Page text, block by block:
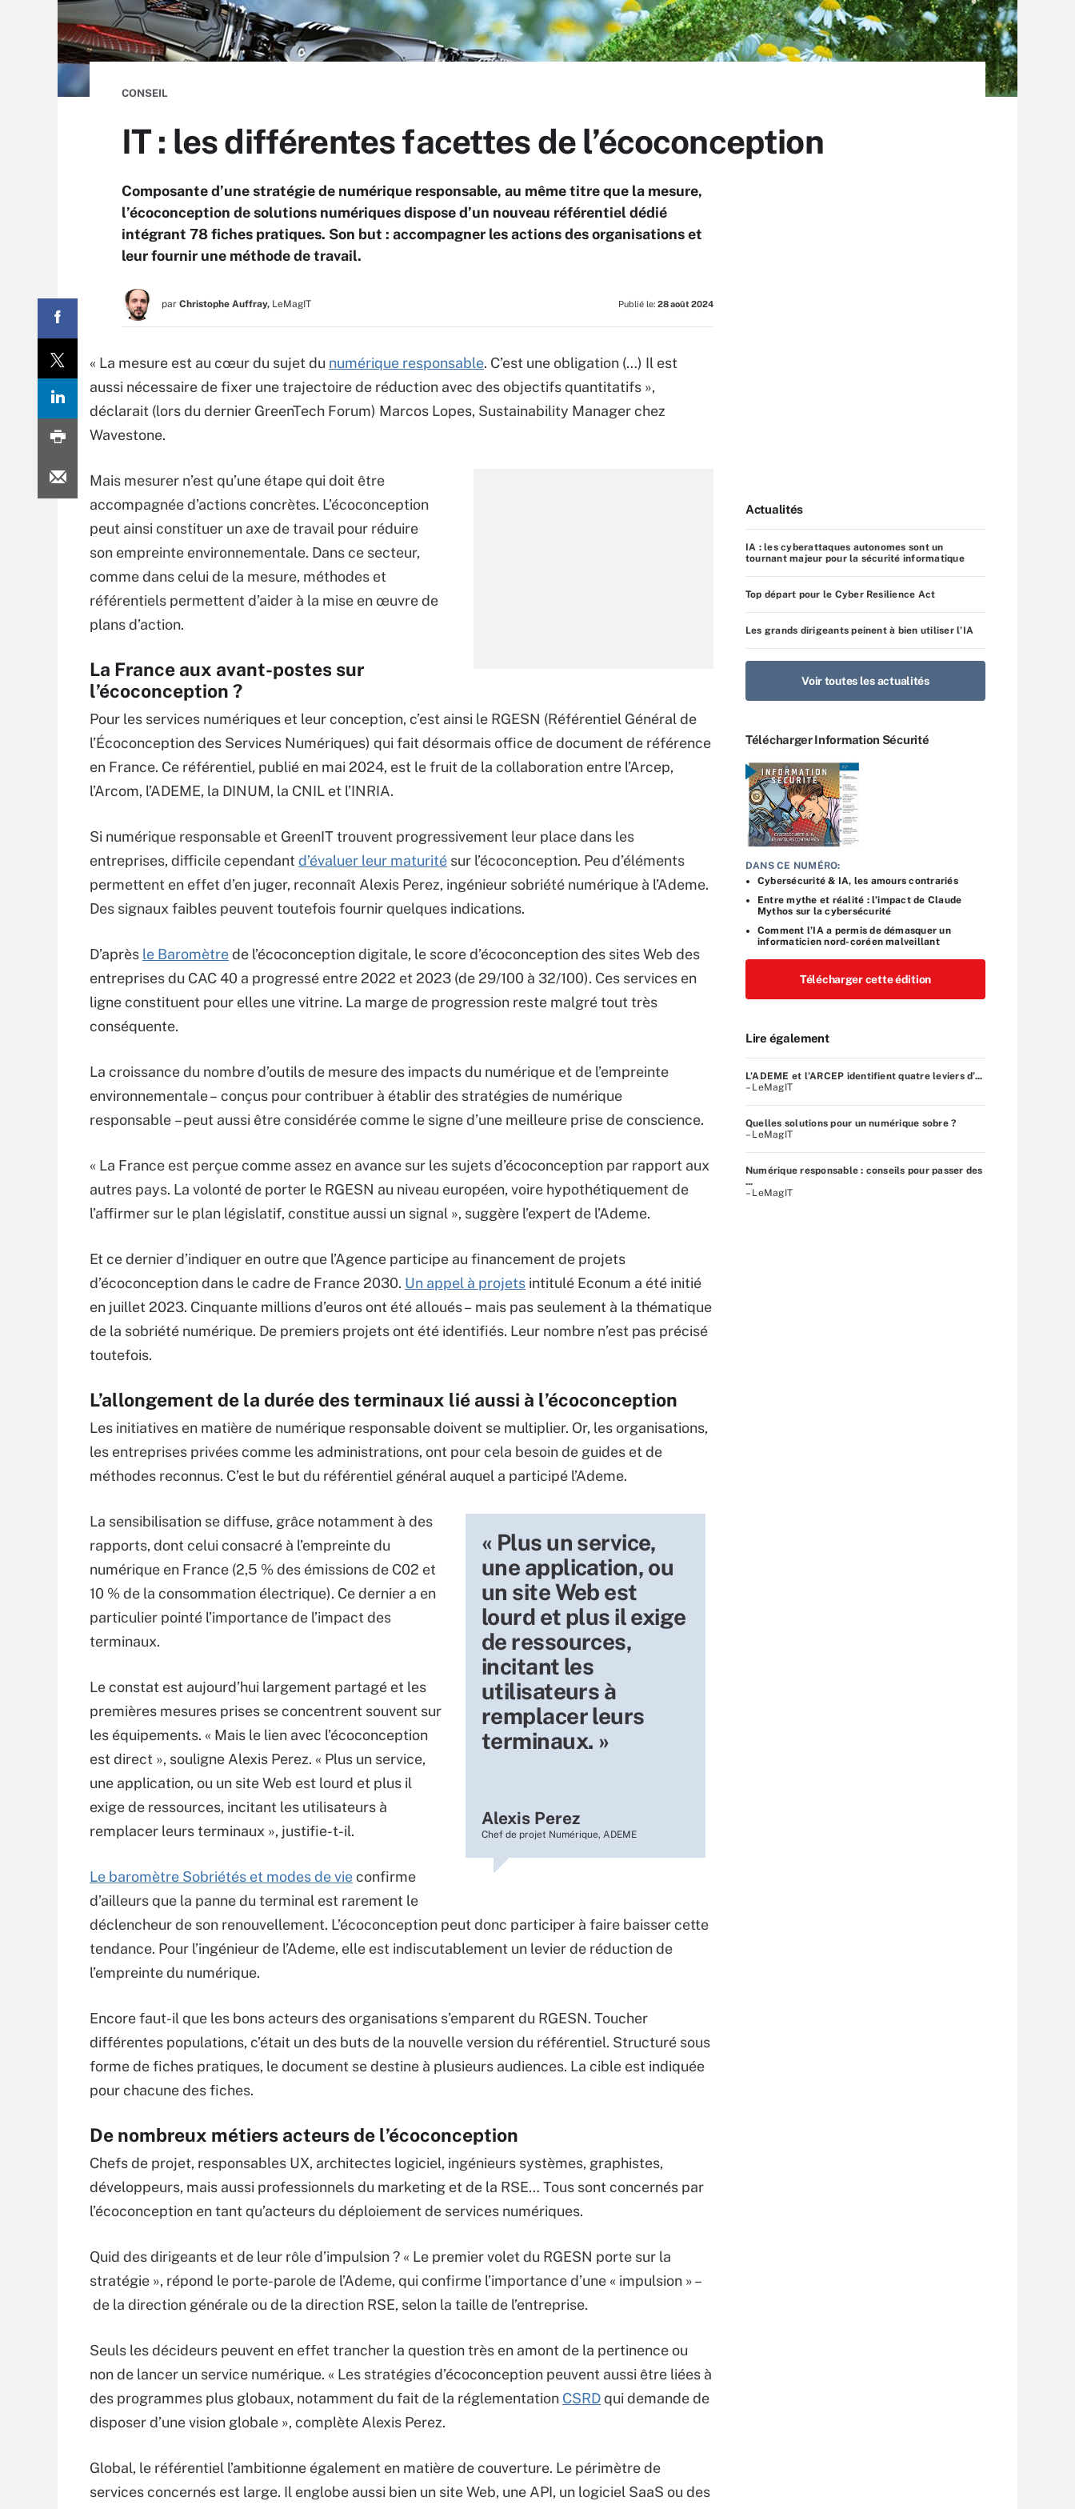
CONSEIL
IT : les différentes facettes de l’écoconception
Composante d’une stratégie de numérique responsable, au même titre que la mesure,
l’écoconception de solutions numériques dispose d’un nouveau référentiel dédié
intégrant 78 fiches pratiques. Son but : accompagner les actions des organisations et
leur fournir une méthode de travail.
par Christophe Auffray, LeMagIT Publié le: 28 août 2024
« La mesure est au cœur du sujet du numérique responsable. C’est une obligation (…) Il est
aussi nécessaire de fixer une trajectoire de réduction avec des objectifs quantitatifs »,
déclarait (lors du dernier GreenTech Forum) Marcos Lopes, Sustainability Manager chez
Wavestone.
Mais mesurer n’est qu’une étape qui doit être
accompagnée d’actions concrètes. L’écoconception
peut ainsi constituer un axe de travail pour réduire
son empreinte environnementale. Dans ce secteur,
comme dans celui de la mesure, méthodes et
référentiels permettent d’aider à la mise en œuvre de
plans d’action.
La France aux avant-postes sur
l’écoconception ?
Pour les services numériques et leur conception, c’est ainsi le RGESN (Référentiel Général de
l’Écoconception des Services Numériques) qui fait désormais office de document de référence
en France. Ce référentiel, publié en mai 2024, est le fruit de la collaboration entre l’Arcep,
l’Arcom, l’ADEME, la DINUM, la CNIL et l’INRIA.
Si numérique responsable et GreenIT trouvent progressivement leur place dans les
entreprises, difficile cependant d’évaluer leur maturité sur l’écoconception. Peu d’éléments
permettent en effet d’en juger, reconnaît Alexis Perez, ingénieur sobriété numérique à l’Ademe.
Des signaux faibles peuvent toutefois fournir quelques indications.
D’après le Baromètrede l’écoconception digitale, le score d’écoconception des sites Web des
entreprises du CAC 40 a progressé entre 2022 et 2023 (de 29/100 à 32/100). Ces services en
ligne constituent pour elles une vitrine. La marge de progression reste malgré tout très
conséquente.
La croissance du nombre d’outils de mesure des impacts du numérique et de l’empreinte
environnementale – conçus pour contribuer à établir des stratégies de numérique
responsable – peut aussi être considérée comme le signe d’une meilleure prise de conscience.
« La France est perçue comme assez en avance sur les sujets d’écoconception par rapport aux
autres pays. La volonté de porter le RGESN au niveau européen, voire hypothétiquement de
l’affirmer sur le plan législatif, constitue aussi un signal », suggère l’expert de l’Ademe.
Et ce dernier d’indiquer en outre que l’Agence participe au financement de projets
d’écoconception dans le cadre de France 2030. Un appel à projets intitulé Econum a été initié
en juillet 2023. Cinquante millions d’euros ont été alloués – mais pas seulement à la thématique
de la sobriété numérique. De premiers projets ont été identifiés. Leur nombre n’est pas précisé
toutefois.
L’allongement de la durée des terminaux lié aussi à l’écoconception
Les initiatives en matière de numérique responsable doivent se multiplier. Or, les organisations,
les entreprises privées comme les administrations, ont pour cela besoin de guides et de
méthodes reconnus. C’est le but du référentiel général auquel a participé l’Ademe.
« Plus un service,
une application, ou
un site Web est
lourd et plus il exige
de ressources,
incitant les
utilisateurs à
remplacer leurs
terminaux. »
Alexis Perez
Chef de projet Numérique, ADEME
La sensibilisation se diffuse, grâce notamment à des
rapports, dont celui consacré à l’empreinte du
numérique en France (2,5 % des émissions de C02 et
10 % de la consommation électrique). Ce dernier a en
particulier pointé l’importance de l’impact des
terminaux.
Le constat est aujourd’hui largement partagé et les
premières mesures prises se concentrent souvent sur
les équipements. « Mais le lien avec l’écoconception
est direct », souligne Alexis Perez. « Plus un service,
une application, ou un site Web est lourd et plus il
exige de ressources, incitant les utilisateurs à
remplacer leurs terminaux », justifie-t-il.
Le baromètre Sobriétés et modes de vieconfirme
d’ailleurs que la panne du terminal est rarement le
déclencheur de son renouvellement. L’écoconception peut donc participer à faire baisser cette
tendance. Pour l’ingénieur de l’Ademe, elle est indiscutablement un levier de réduction de
l’empreinte du numérique.
Encore faut-il que les bons acteurs des organisations s’emparent du RGESN. Toucher
différentes populations, c’était un des buts de la nouvelle version du référentiel. Structuré sous
forme de fiches pratiques, le document se destine à plusieurs audiences. La cible est indiquée
pour chacune des fiches.
De nombreux métiers acteurs de l’écoconception
Chefs de projet, responsables UX, architectes logiciel, ingénieurs systèmes, graphistes,
développeurs, mais aussi professionnels du marketing et de la RSE… Tous sont concernés par
l’écoconception en tant qu’acteurs du déploiement de services numériques.
Quid des dirigeants et de leur rôle d’impulsion ? « Le premier volet du RGESN porte sur la
stratégie », répond le porte-parole de l’Ademe, qui confirme l’importance d’une « impulsion » –
de la direction générale ou de la direction RSE, selon la taille de l’entreprise.
Seuls les décideurs peuvent en effet trancher la question très en amont de la pertinence ou
non de lancer un service numérique. « Les stratégies d’écoconception peuvent aussi être liées à
des programmes plus globaux, notamment du fait de la réglementation CSRDqui demande de
disposer d’une vision globale », complète Alexis Perez.
Global, le référentiel l’ambitionne également en matière de couverture. Le périmètre de
services concernés est large. Il englobe aussi bien un site Web, une API, un logiciel SaaS ou des
Actualités
IA : les cyberattaques autonomes sont un
tournant majeur pour la sécurité informatique
Top départ pour le Cyber Resilience Act
Les grands dirigeants peinent à bien utiliser l’IA
Voir toutes les actualités
Télécharger Information Sécurité
DANS CE NUMÉRO:
Cybersécurité & IA, les amours contrariés
Entre mythe et réalité : l’impact de Claude
Mythos sur la cybersécurité
Comment l’IA a permis de démasquer un
informaticien nord-coréen malveillant
Télécharger cette édition
Lire également
L’ADEME et l’ARCEP identifient quatre leviers d’...
– LeMagIT
Quelles solutions pour un numérique sobre ?
– LeMagIT
Numérique responsable : conseils pour passer des
...
– LeMagIT